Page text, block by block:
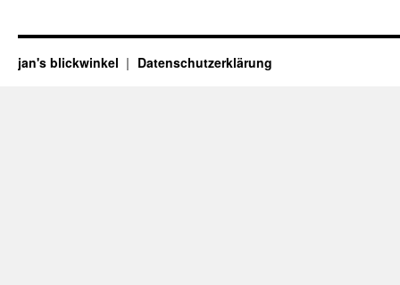
jan's blickwinkel Datenschutzerklärung